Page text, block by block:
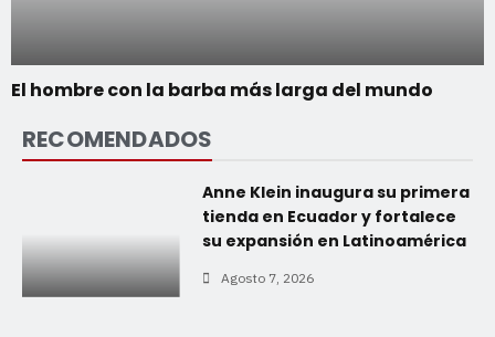
El hombre con la barba más larga del mundo
RECOMENDADOS
Anne Klein inaugura su primera
tienda en Ecuador y fortalece
su expansión en Latinoamérica
Agosto 7, 2026